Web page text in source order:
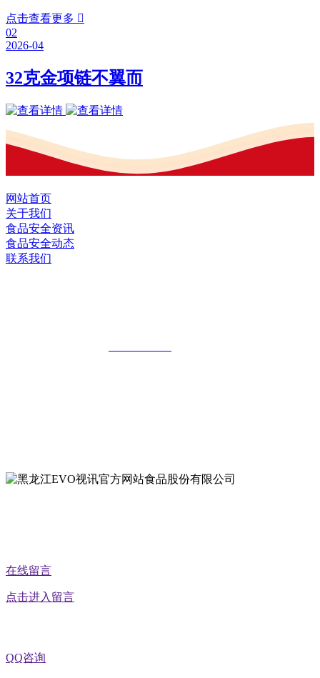
点击查看更多 
02
2026-04
32克金项链不翼而
网站首页
关于我们
食品安全资讯
食品安全动态
联系我们
在线留言
点击进入留言
QQ咨询